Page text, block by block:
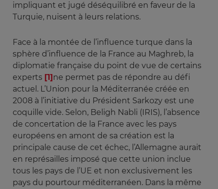
impliquant et jugé déséquilibré en faveur de la
Turquie, nuisent à leurs relations.
Face à la montée de l’influence turque dans la
sphère d’influence de la France au Maghreb, la
diplomatie française du point de vue de certains
experts [1]ne permet pas de répondre au défi
actuel. L’Union pour la Méditerranée créée en
2008 à l’initiative du Président Sarkozy est une
coquille vide. Selon, Beligh Nabli (IRIS), l’absence
de concertation de la France avec les pays
européens en amont de sa création est la
principale cause de cet échec, l’Allemagne aurait
en représailles imposé que cette union inclue
tous les pays de l’UE et non exclusivement les
pays du pourtour méditerranéen. Dans la même